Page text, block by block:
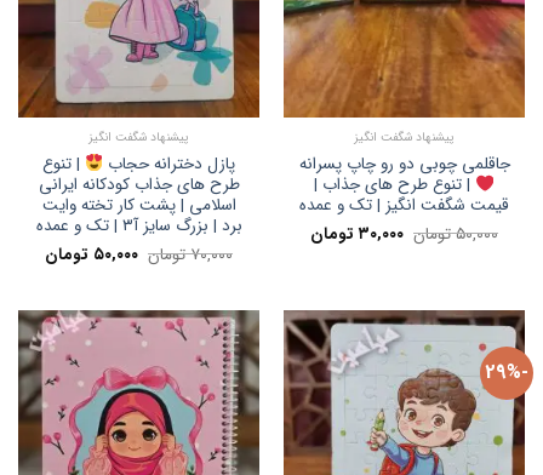
پیشنهاد شگفت انگیز
جاقلمی چوبی دو رو چاپ پسرانه
| تنوع طرح های جذاب |
قیمت شگفت انگیز | تک و عمده
۵۰,۰۰۰تومان قیمت
اصلی:
۳۰,۰۰۰ تومان
پیشنهاد شگفت انگیز
پازل دخترانه حجاب
| تنوع
طرح های جذاب کودکانه ایرانی
اسلامی | پشت کار تخته وایت
برد | بزرگ سایز آ۳ | تک و عمده
۷۰,۰۰۰تومان قیمت
اصلی:
۵۰,۰۰۰ تومان
-29%